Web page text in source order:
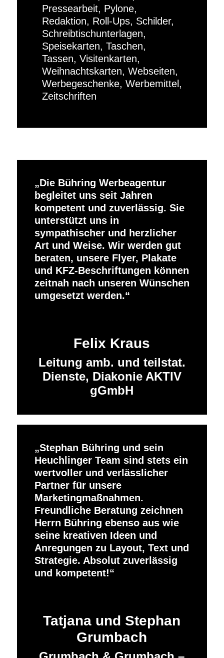
Pressearbeit, Pylone,
Redaktion, Roll-Ups, Schilder,
Schreibtischunterlagen,
Speisekarten, Taschen,
Tassen, Visitenkarten,
Weihnachtskarten, Webseiten,
Werbegeschenke, Werbemittel,
Zeitschriften
Die Bühring Werbeagentur
begleitet uns seit Jahren
kompetent und zuverlässig. Sie
unterstützt uns in
sympathischer und herzlicher
Art und Weise. Wir werden gut
beraten, unsere Flyer, Plakate
und KFZ-Beschriftungen können
zeitnah nach unseren Wünschen
umgesetzt werden.
Felix Kraus
Leitung amb. und teilstat.
Dienste, Diakonie AKTIV
gGmbH
Stephan Bühring und sein
Heuchlinger Team sind stets ein
wertvoller und verlässlicher
Partner für unsere
Marketingmaßnahmen.
Freundliche Beratung zeichnen
Herrn Bühring ebenso aus wie
seine kreativen Ideen und
Anregungen zu Layout, Text und
Strategie. Absolut zuverlässig
und kompetent!
Tatjana und Stephan
Grumbach